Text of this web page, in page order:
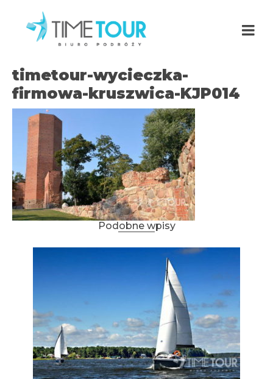
timetour-wycieczka-
firmowa-kruszwica-KJP014
Podobne wpisy